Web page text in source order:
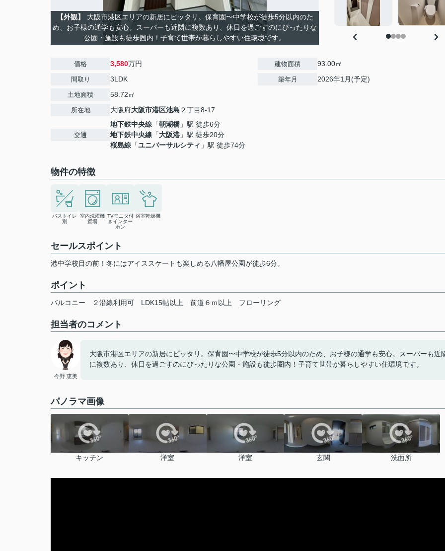
【外観】
大阪市港区エリアの新居にピッタリ。保育園〜中学校が徒歩5分以内のた
め、お子様の通学も安心。スーパーも近隣に複数あり、休日を過ごすのにぴったりな
公園・施設も徒歩圏内！子育て世帯が暮らしやすい住環境です。
価格 3,580万円
間取り 3LDK
土地面積 58.72㎡
所在地 大阪府大阪市港区池島 ２丁目8-17
交通
地下鉄中央線 「朝潮橋 」駅 徒歩6分
地下鉄中央線 「大阪港 」駅 徒歩20分
桜島線 「ユニバーサルシティ 」駅 徒歩74分
建物面積 93.00㎡
築年月 2026年1月(予定)
物件の特徴
バストイレ
別
室内洗濯機
置場
TVモニタ付
きインター
ホン
浴室乾燥機
セールスポイント
港中学校目の前！冬にはアイススケートも楽しめる八幡屋公園が徒歩6分。
ポイント
バルコニー ２沿線利用可 LDK15帖以上 前道６ｍ以上 フローリング
担当者のコメント
今野 恵美
大阪市港区エリアの新居にピッタリ。保育園〜中学校が徒歩5分以内のため、お子様の通学も安心。スーパーも近
に複数あり、休日を過ごすのにぴったりな公園・施設も徒歩圏内！子育て世帯が暮らしやすい住環境です。
パノラマ画像
キッチン 洋室 洋室 玄関 洗面所